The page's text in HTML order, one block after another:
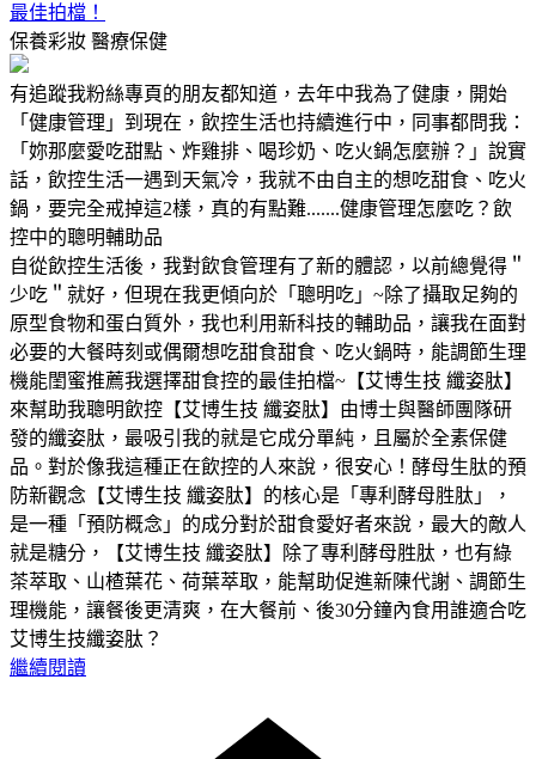
最佳拍檔！
保養彩妝 醫療保健
有追蹤我粉絲專頁的朋友都知道，去年中我為了健康，開始
「健康管理」到現在，飲控生活也持續進行中，同事都問我：
「妳那麼愛吃甜點、炸雞排、喝珍奶、吃火鍋怎麼辦？」說實
話，飲控生活一遇到天氣冷，我就不由自主的想吃甜食、吃火
鍋，要完全戒掉這2樣，真的有點難.......健康管理怎麼吃？飲
控中的聰明輔助品
自從飲控生活後，我對飲食管理有了新的體認，以前總覺得＂
少吃＂就好，但現在我更傾向於「聰明吃」~除了攝取足夠的
原型食物和蛋白質外，我也利用新科技的輔助品，讓我在面對
必要的大餐時刻或偶爾想吃甜食甜食、吃火鍋時，能調節生理
機能閨蜜推薦我選擇甜食控的最佳拍檔~【艾博生技 纖姿肽】
來幫助我聰明飲控【艾博生技 纖姿肽】由博士與醫師團隊研
發的纖姿肽，最吸引我的就是它成分單純，且屬於全素保健
品。對於像我這種正在飲控的人來說，很安心！酵母生肽的預
防新觀念【艾博生技 纖姿肽】的核心是「專利酵母胜肽」，
是一種「預防概念」的成分對於甜食愛好者來說，最大的敵人
就是糖分，【艾博生技 纖姿肽】除了專利酵母胜肽，也有綠
茶萃取、山楂葉花、荷葉萃取，能幫助促進新陳代謝、調節生
理機能，讓餐後更清爽，在大餐前、後30分鐘內食用誰適合吃
艾博生技纖姿肽？
繼續閱讀